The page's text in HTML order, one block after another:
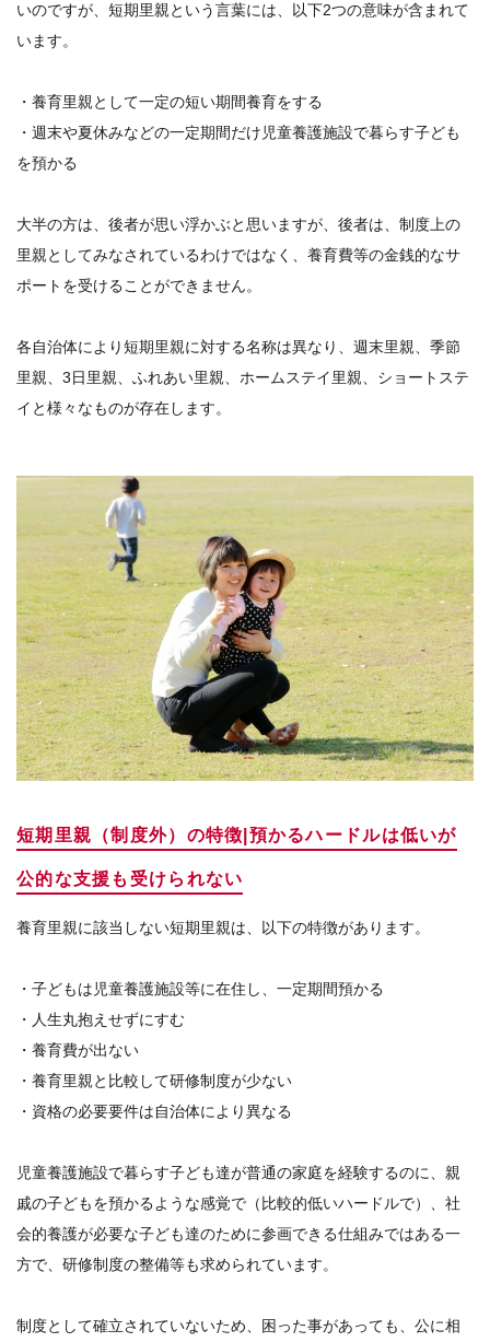
いのですが、短期里親という言葉には、以下2つの意味が含まれて
います。
・養育里親として一定の短い期間養育をする
・週末や夏休みなどの一定期間だけ児童養護施設で暮らす子ども
を預かる
大半の方は、後者が思い浮かぶと思いますが、後者は、制度上の
里親としてみなされているわけではなく、養育費等の金銭的なサ
ポートを受けることができません。
各自治体により短期里親に対する名称は異なり、週末里親、季節
里親、3日里親、ふれあい里親、ホームステイ里親、ショートステ
イと様々なものが存在します。
短期里親（制度外）の特徴|預かるハードルは低いが
公的な支援も受けられない
養育里親に該当しない短期里親は、以下の特徴があります。
・子どもは児童養護施設等に在住し、一定期間預かる
・人生丸抱えせずにすむ
・養育費が出ない
・養育里親と比較して研修制度が少ない
・資格の必要要件は自治体により異なる
児童養護施設で暮らす子ども達が普通の家庭を経験するのに、親
戚の子どもを預かるような感覚で（比較的低いハードルで）、社
会的養護が必要な子ども達のために参画できる仕組みではある一
方で、研修制度の整備等も求められています。
制度として確立されていないため、困った事があっても、公に相